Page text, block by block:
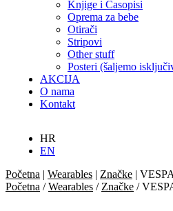
Knjige i Časopisi
Oprema za bebe
Otirači
Stripovi
Other stuff
Posteri (šaljemo
AKCIJA
O nama
Kontakt
HR
EN
Početna | Wearables | Značke |
Početna /Wearables / Značke /